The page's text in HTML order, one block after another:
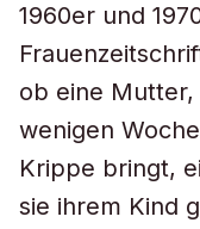
1960er und
ob eine
wenigen
Krippe bringt,
sie ihrem Kind